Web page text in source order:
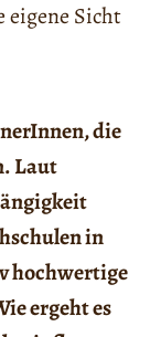
eigene Sicht
die
Laut
in
hochwertige
ergeht es